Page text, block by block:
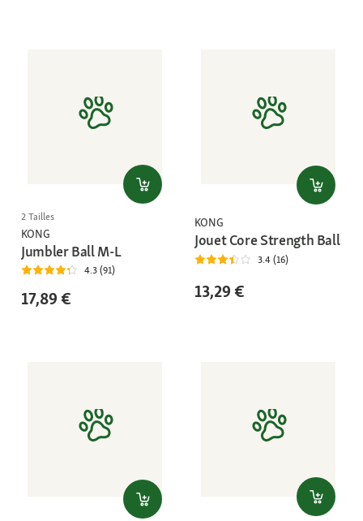
2 Tailles
KONG
Jumbler Ball M-L
4.3 (91)
17,89 €
KONG
Jouet Core Strength Ball
3.4 (16)
13,29 €